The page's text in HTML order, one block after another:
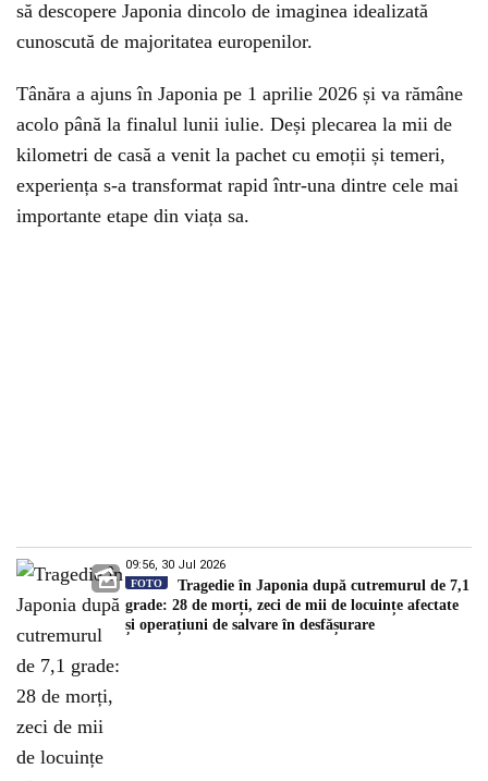
să descopere Japonia dincolo de imaginea idealizată
cunoscută de majoritatea europenilor.
Tânăra a ajuns în Japonia pe 1 aprilie 2026 și va rămâne
acolo până la finalul lunii iulie. Deși plecarea la mii de
kilometri de casă a venit la pachet cu emoții și temeri,
experiența s-a transformat rapid într-una dintre cele mai
importante etape din viața sa.
09:56, 30 Jul 2026
FOTO
Tragedie în Japonia după cutremurul de 7,1
grade: 28 de morți, zeci de mii de locuințe afectate
și operațiuni de salvare în desfășurare